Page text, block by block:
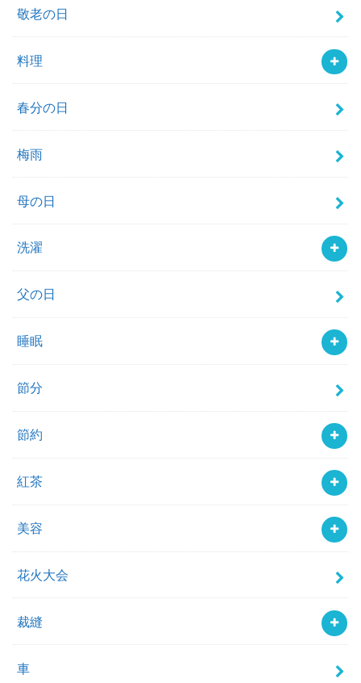
敬老の日
料理
春分の日
梅雨
母の日
洗濯
父の日
睡眠
節分
節約
紅茶
美容
花火大会
裁縫
車